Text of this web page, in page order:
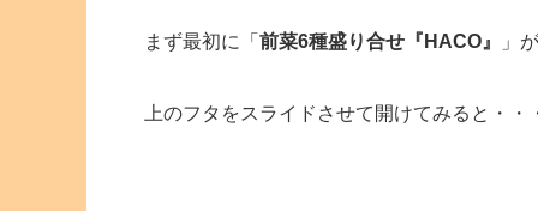
まず最初に「 前菜6種盛り合せ『HACO』 」
上のフタをスライドさせて開けてみると・・